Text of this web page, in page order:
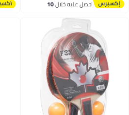
أقل سعر في السنة
احصل عليه خلال10